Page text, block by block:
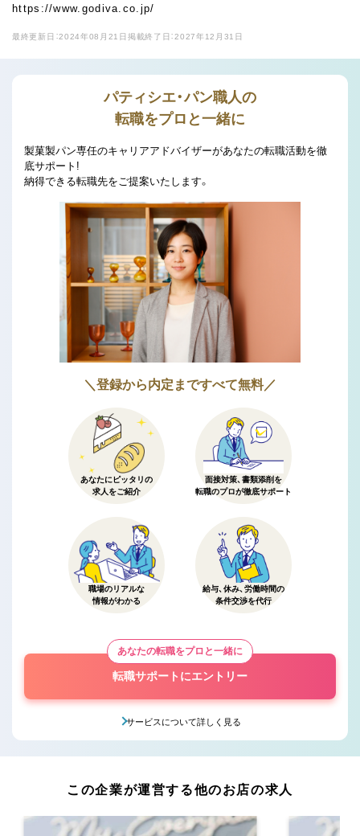
https://www.godiva.co.jp/
最終更新日：2024年08月21日 掲載終了日：2027年12月31日
パティシエ・パン職人の
転職をプロと一緒に
製菓製パン専任のキャリアアドバイザーがあなたの転職活動を徹
底サポート!
納得できる転職先をご提案いたします。
＼登録から内定まですべて無料／
あなたにピッタリの
求人をご紹介
面接対策、書類添削を
転職のプロが徹底サポート
職場のリアルな
情報がわかる
給与、休み、労働時間の
条件交渉を代行
あなたの転職をプロと一緒に
転職サポートにエントリー
サービスについて詳しく見る
この企業が運営する他のお店の求人